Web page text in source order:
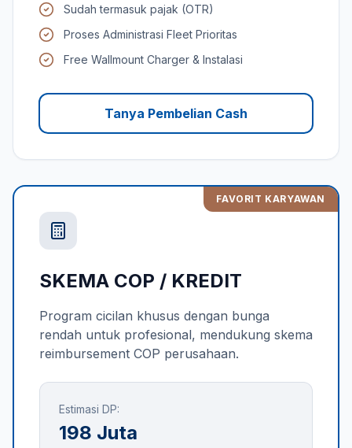
Sudah termasuk pajak (OTR)
Proses Administrasi Fleet Prioritas
Free Wallmount Charger & Instalasi
Tanya Pembelian Cash
FAVORIT KARYAWAN
SKEMA COP / KREDIT
Program cicilan khusus dengan bunga
rendah untuk profesional, mendukung skema
reimbursement COP perusahaan.
Estimasi DP:
198 Juta